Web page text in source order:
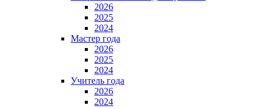
2026
2025
2024
Мастер года
2026
2025
2024
Учитель года
2026
2024